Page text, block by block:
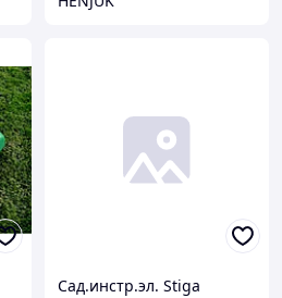
Сад.инстр.эл. Stiga